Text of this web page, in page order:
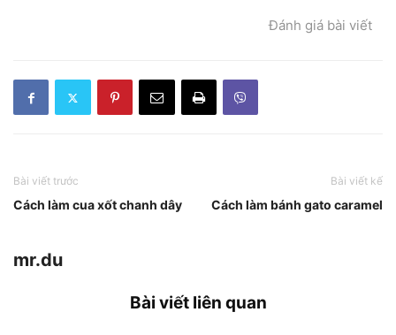
Đánh giá bài viết
Bài viết trước
Cách làm cua xốt chanh dây
Bài viết kế
Cách làm bánh gato caramel
mr.du
Bài viết liên quan